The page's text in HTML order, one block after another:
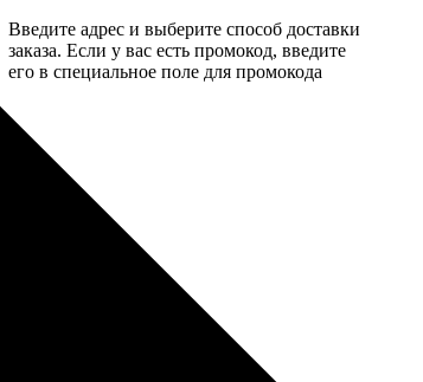
Введите адрес и выберите способ доставки
заказа. Если у вас есть промокод, введите
его в специальное поле для промокода